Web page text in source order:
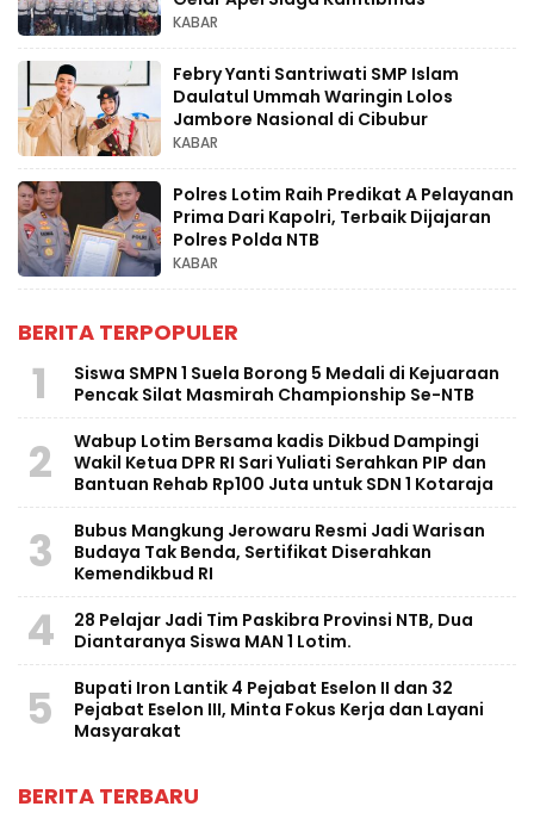
KABAR
Febry Yanti Santriwati SMP Islam
Daulatul Ummah Waringin Lolos
Jambore Nasional di Cibubur
KABAR
Polres Lotim Raih Predikat A Pelayanan
Prima Dari Kapolri, Terbaik Dijajaran
Polres Polda NTB
KABAR
BERITA TERPOPULER
1
Siswa SMPN 1 Suela Borong 5 Medali di Kejuaraan
Pencak Silat Masmirah Championship Se-NTB
2
Wabup Lotim Bersama kadis Dikbud Dampingi
Wakil Ketua DPR RI Sari Yuliati Serahkan PIP dan
Bantuan Rehab Rp100 Juta untuk SDN 1 Kotaraja
3
Bubus Mangkung Jerowaru Resmi Jadi Warisan
Budaya Tak Benda, Sertifikat Diserahkan
Kemendikbud RI
4
28 Pelajar Jadi Tim Paskibra Provinsi NTB, Dua
Diantaranya Siswa MAN 1 Lotim.
5
Bupati Iron Lantik 4 Pejabat Eselon II dan 32
Pejabat Eselon III, Minta Fokus Kerja dan Layani
Masyarakat
BERITA TERBARU